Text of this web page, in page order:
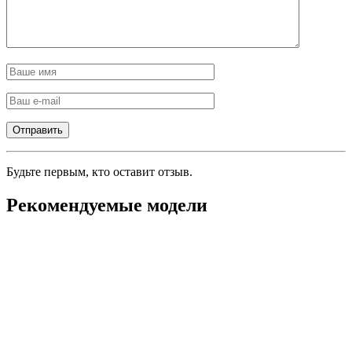
Будьте первым, кто оставит отзыв.
Рекомендуемые модели